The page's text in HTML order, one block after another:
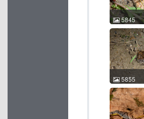
5845
花姬蛙
王运宇
21:48:44
id:5845
5855
花姬蛙
王运宇
20:02:27
id:5855